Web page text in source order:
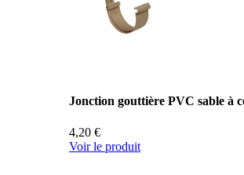
Jonction gouttière PVC sable à
4,20 €
Voir le produit